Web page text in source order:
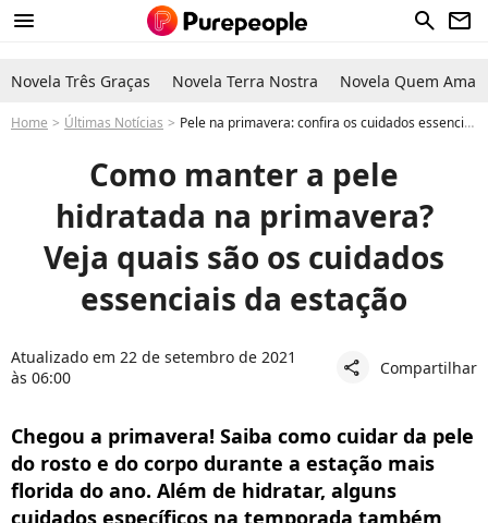
menu search newsletter
Novela Três Graças Novela Terra Nostra Novela Quem Ama
Home Últimas Notícias Pele na primavera: confira os cuidados essenciais na estação
Como manter a pele
hidratada na primavera?
Veja quais são os cuidados
essenciais da estação
Atualizado em 22 de setembro de 2021
às 06:00
share Compartilhar
Chegou a primavera! Saiba como cuidar da pele
do rosto e do corpo durante a estação mais
florida do ano. Além de hidratar, alguns
cuidados específicos na temporada também